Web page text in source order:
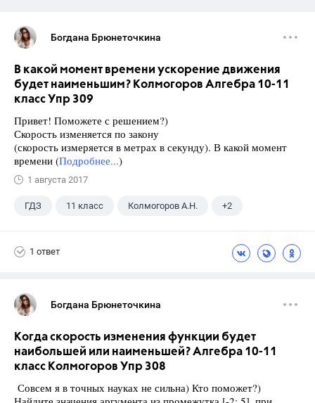
Богдана Брюнеточкина
В какой момент времени ускорение движения
будет наименьшим? Колмогоров Алгебра 10-11
класс Упр 309
Привет! Поможете с решением?)
Скорость изменяется по закону
(скорость измеряется в метрах в секунду). В какой момент
времени (Подробнее...)
1 августа 2017
ГДЗ 11 класс Колмогоров А.Н. +2
1 ответ
Богдана Брюнеточкина
Когда скорость изменения функции будет
наибольшей или наименьшей? Алгебра 10-11
класс Колмогоров Упр 308
Совсем я в точных науках не сильна) Кто поможет?)